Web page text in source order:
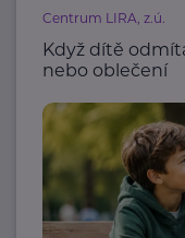
Centrum LIRA, z.ú.
Když dítě
nebo oblečení